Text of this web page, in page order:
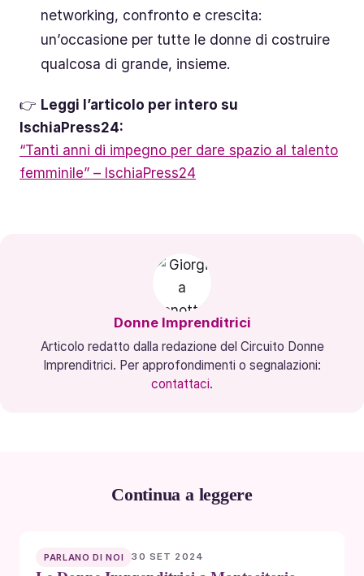
networking, confronto e crescita:
un’occasione per tutte le donne di costruire
qualcosa di grande, insieme.
👉 Leggi l’articolo per intero su
IschiaPress24:
“Tanti anni di impegno per dare spazio al talento
femminile” – IschiaPress24
Donne Imprenditrici
Articolo redatto dalla redazione del Circuito Donne
Imprenditrici. Per approfondimenti o segnalazioni:
contattaci.
Continua a leggere
PARLANO DI NOI 30 SET 2024